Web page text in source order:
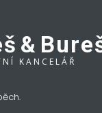
&
KANCELÁŘ